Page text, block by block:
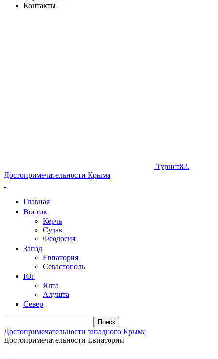
Контакты
Турист82.
Достопримечательности Крыма
Главная
Восток
Керчь
Судак
Феодосия
Запад
Евпатория
Севастополь
Юг
Ялта
Алушта
Север
Достопримечательности западного Крыма
Достопримечательности Евпатории